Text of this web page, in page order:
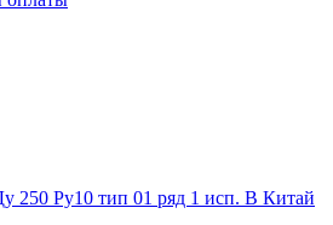
250 Ру10 тип 01 ряд 1 исп. B Китай